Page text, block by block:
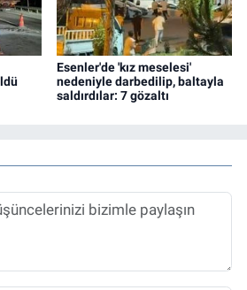
Esenler'de 'kız meselesi'
nedeniyle darbedilip, baltayla
saldırdılar: 7 gözaltı